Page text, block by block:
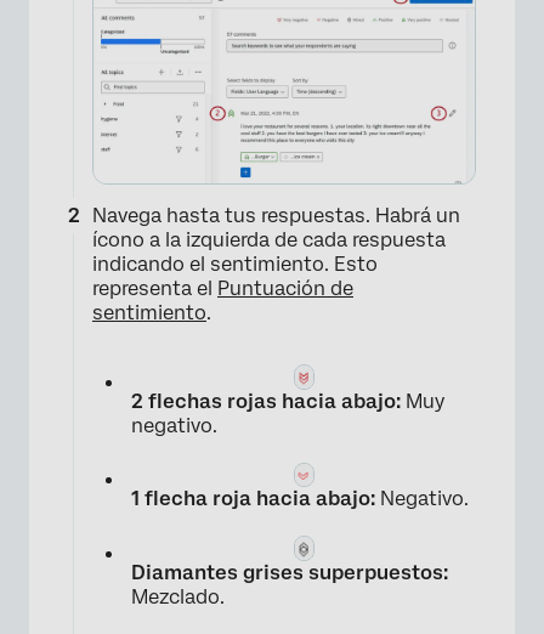
Navega hasta tus respuestas. Habrá un
ícono a la izquierda de cada respuesta
indicando el sentimiento. Esto
representa el Puntuación de
sentimiento.
2 flechas rojas hacia abajo: Muy
negativo.
1 flecha roja hacia abajo: Negativo.
Diamantes grises superpuestos:
Mezclado.